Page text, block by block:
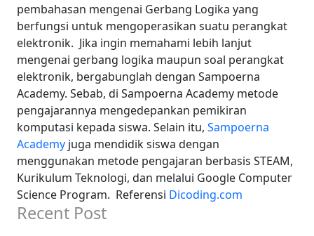
pembahasan mengenai Gerbang Logika yang
berfungsi untuk mengoperasikan suatu perangkat
elektronik. Jika ingin memahami lebih lanjut
mengenai gerbang logika maupun soal perangkat
elektronik, bergabunglah dengan Sampoerna
Academy. Sebab, di Sampoerna Academy metode
pengajarannya mengedepankan pemikiran
komputasi kepada siswa. Selain itu, Sampoerna
Academy juga mendidik siswa dengan
menggunakan metode pengajaran berbasis STEAM,
Kurikulum Teknologi, dan melalui Google Computer
Science Program. Referensi Dicoding.com
Recent Post